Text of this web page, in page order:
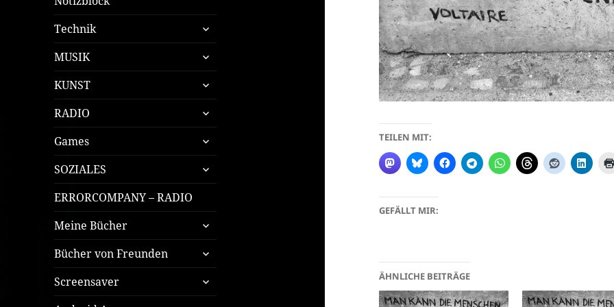
Technik
untermenü
öffnen
MUSIK
untermenü
öffnen
KUNST
untermenü
öffnen
RADIO
untermenü
öffnen
Games
untermenü
öffnen
SOZIALES
untermenü
öffnen
ERRORCOMPANY – RADIO
Meine Bücher
untermenü
öffnen
Bücher von Freunden
untermenü
öffnen
Screensaver
untermenü
öffnen
TEILEN MIT:
GEFÄLLT MIR:
ÄHNLICHE BEITRÄGE